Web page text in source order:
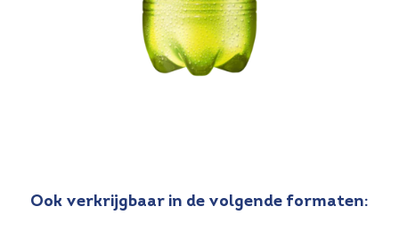
Ook verkrijgbaar in de volgende formaten: